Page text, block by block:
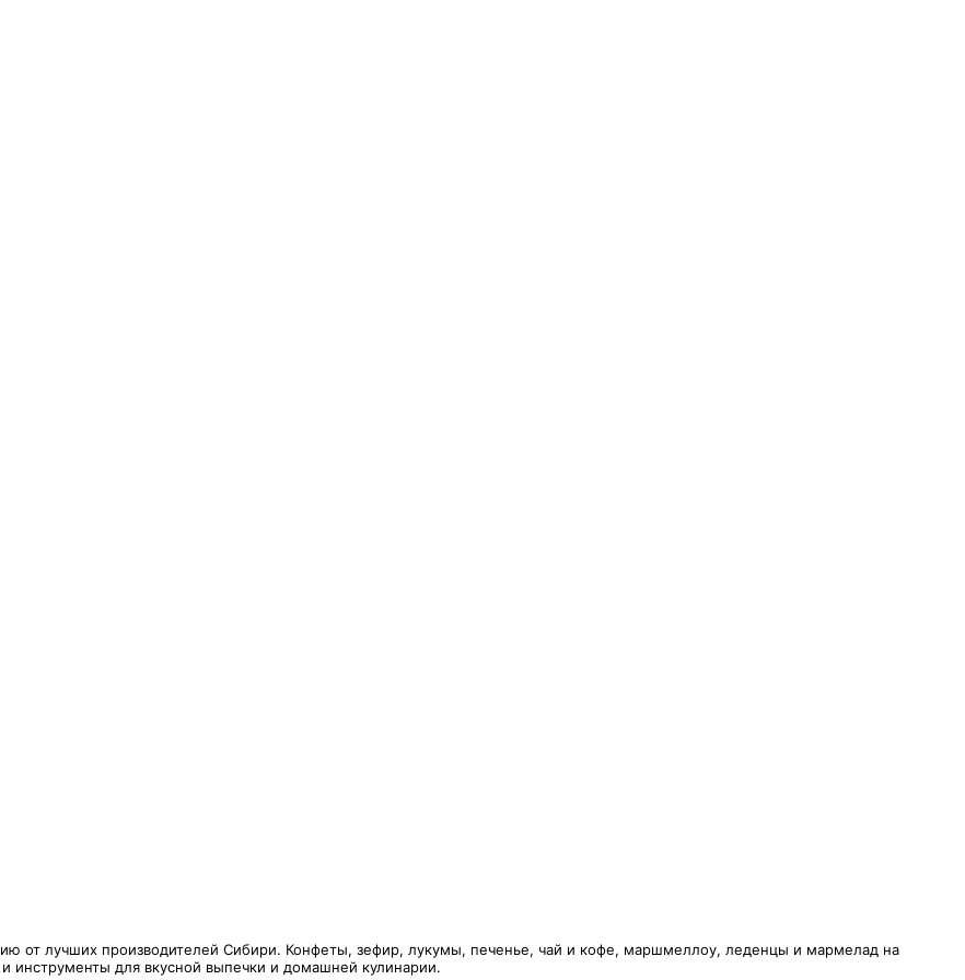
от лучших производителей Сибири. Конфеты, зефир, лукумы, печенье, чай и кофе, маршмеллоу, леденцы и мармелад на
инструменты для вкусной выпечки и домашней кулинарии.